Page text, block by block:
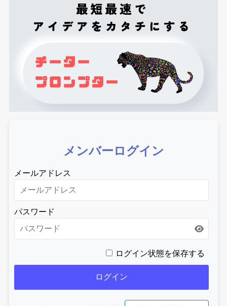
メンバーログイン
メールアドレス
パスワード
ログイン状態を保存する